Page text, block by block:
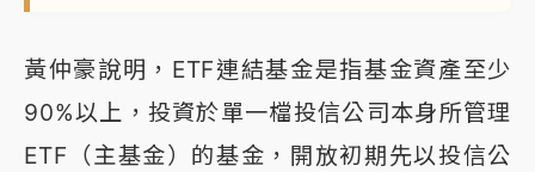
黃仲豪說明，ETF連結基金是指基金資產至少
90%以上，投資於單一檔投信公司本身所管理
ETF（主基金）的基金，開放初期先以投信公